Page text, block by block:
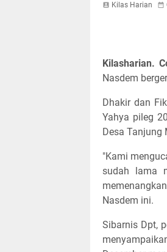
Kilas Harian
Kilasharian.
Nasdem
Dhakir dan
Yahya pileg
Desa Tanjung
"Kami
sudah lama
Nasdem ini.
Sibarnis Dpt,